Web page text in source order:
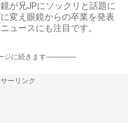
が兄JPにソックリと話題に
変え眼鏡からの卒業を発表
ュースにも注目です。
ジに続きます-----------------
ーリンク